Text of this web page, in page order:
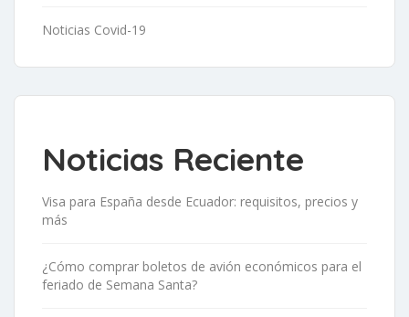
Noticias Covid-19
Noticias Reciente
Visa para España desde Ecuador: requisitos, precios y
más
¿Cómo comprar boletos de avión económicos para el
feriado de Semana Santa?